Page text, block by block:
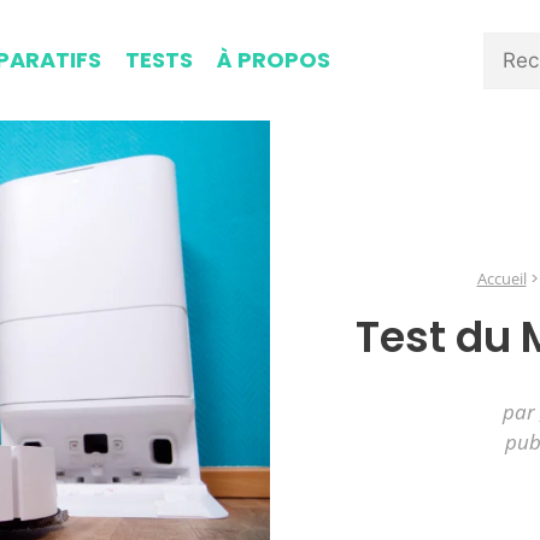
TESTS À PROPOS
Accueil
Test du
par